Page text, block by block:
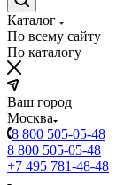
Каталог
По всему сайту
По каталогу
Ваш город
Москва
8 800 505-05-48
8 800 505-05-48
+7 495 781-48-48